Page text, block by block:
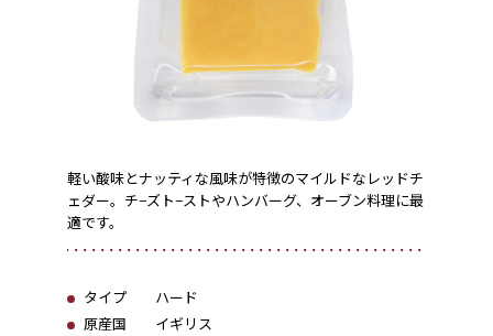
軽い酸味とナッティな風味が特徴のマイルドなレッドチ
ェダー。チ−ズト−ストやハンバーグ、オーブン料理に最
適です。
タイプ
ハード
原産国
イギリス